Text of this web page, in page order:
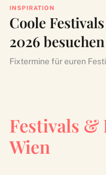
INSPIRATION
Coole
2026
Fixtermine für euren
Festivals
Wien